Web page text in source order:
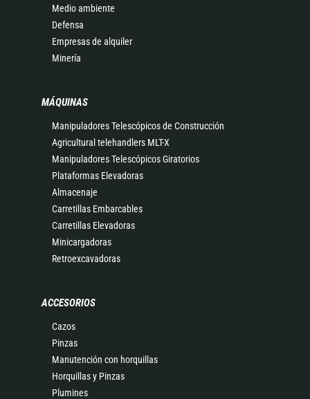
Medio ambiente
Defensa
Empresas de alquiler
Minería
MÁQUINAS
Manipuladores Telescópicos de Construcción
Agricultural telehandlers MLT-X
Manipuladores Telescópicos Giratorios
Plataformas Elevadoras
Almacenaje
Carretillas Embarcables
Carretillas Elevadoras
Minicargadoras
Retroexcavadoras
ACCESORIOS
Cazos
Pinzas
Manutención con horquillas
Horquillas y Pinzas
Plumines